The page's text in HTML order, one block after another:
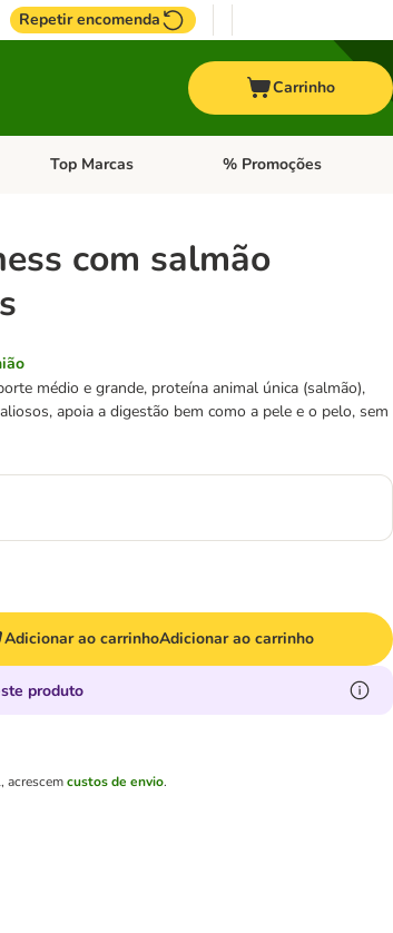
Repetir encomenda
Carrinho
PássarosAbrir menu de categoria: Outros animais
Top Marcas Abrir menu de categoria:
% Promoções
com salmão
médio e grande, proteína animal única (salmão),
apoia a digestão bem como a pele e o pelo, sem
Adicionar ao carrinhoAdicionar ao carrinho
produto
acrescemcustos de envio.